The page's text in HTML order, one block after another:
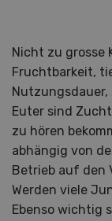
Nicht zu grosse
Fruchtbarkeit,
Euter sind
zu hören
abhängig von
Betrieb auf den
Werden viele
Ebenso wichtig